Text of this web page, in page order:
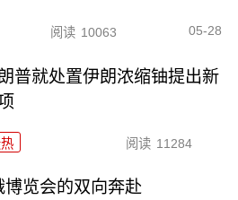
阅读 10063 05-28
普就处置伊朗浓缩铀提出新
阅读 11284
览会的双向奔赴